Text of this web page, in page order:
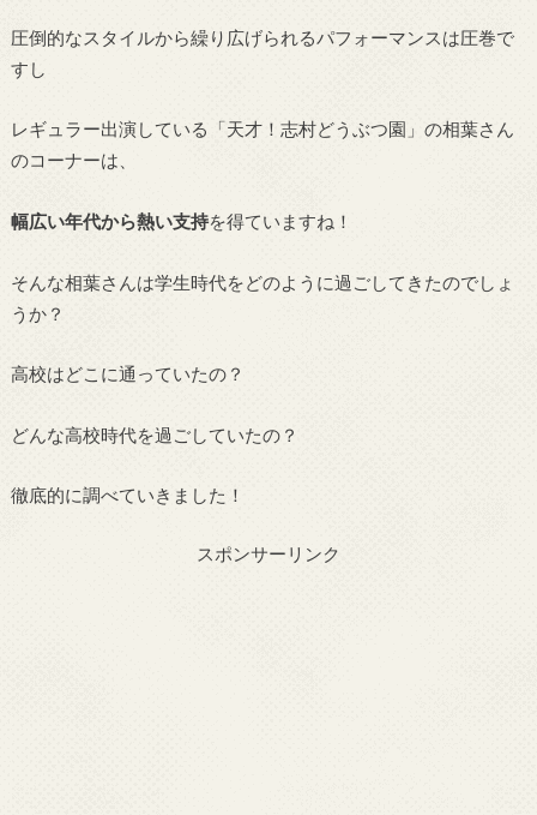
圧倒的なスタイルから繰り広げられるパフォーマンスは圧巻で
すし
レギュラー出演している「天才！志村どうぶつ園」の相葉さん
のコーナーは、
幅広い年代から熱い支持を得ていますね！
そんな相葉さんは学生時代をどのように過ごしてきたのでしょ
うか？
高校はどこに通っていたの？
どんな高校時代を過ごしていたの？
徹底的に調べていきました！
スポンサーリンク